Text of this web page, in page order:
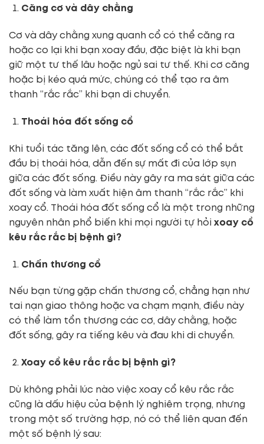
Căng cơ và dây chằng
Cơ và dây chằng xung quanh cổ có thể căng ra
hoặc co lại khi bạn xoay đầu, đặc biệt là khi bạn
giữ một tư thế lâu hoặc ngủ sai tư thế. Khi cơ căng
hoặc bị kéo quá mức, chúng có thể tạo ra âm
thanh “rắc rắc” khi bạn di chuyển.
Thoái hóa đốt sống cổ
Khi tuổi tác tăng lên, các đốt sống cổ có thể bắt
đầu bị thoái hóa, dẫn đến sự mất đi của lớp sụn
giữa các đốt sống. Điều này gây ra ma sát giữa các
đốt sống và làm xuất hiện âm thanh “rắc rắc” khi
xoay cổ. Thoái hóa đốt sống cổ là một trong những
nguyên nhân phổ biến khi mọi người tự hỏi xoay cổ
kêu rắc rắc bị bệnh gì?
Chấn thương cổ
Nếu bạn từng gặp chấn thương cổ, chẳng hạn như
tai nạn giao thông hoặc va chạm mạnh, điều này
có thể làm tổn thương các cơ, dây chằng, hoặc
đốt sống, gây ra tiếng kêu và đau khi di chuyển.
Xoay cổ kêu rắc rắc bị bệnh gì?
Dù không phải lúc nào việc xoay cổ kêu rắc rắc
cũng là dấu hiệu của bệnh lý nghiêm trọng, nhưng
trong một số trường hợp, nó có thể liên quan đến
một số bệnh lý sau: